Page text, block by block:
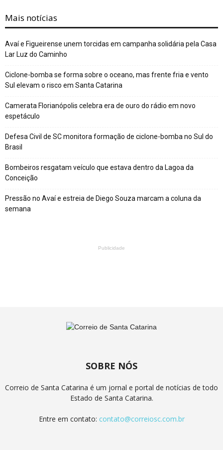
Mais notícias
Avaí e Figueirense unem torcidas em campanha solidária pela Casa
Lar Luz do Caminho
Ciclone-bomba se forma sobre o oceano, mas frente fria e vento
Sul elevam o risco em Santa Catarina
Camerata Florianópolis celebra era de ouro do rádio em novo
espetáculo
Defesa Civil de SC monitora formação de ciclone-bomba no Sul do
Brasil
Bombeiros resgatam veículo que estava dentro da Lagoa da
Conceição
Pressão no Avaí e estreia de Diego Souza marcam a coluna da
semana
Publicidade
SOBRE NÓS
Correio de Santa Catarina é um jornal e portal de notícias de todo
Estado de Santa Catarina.
Entre em contato: contato@correiosc.com.br